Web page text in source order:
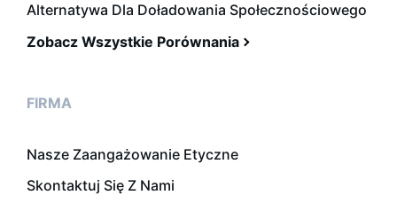
Alternatywa Dla Doładowania Społecznościowego
Zobacz Wszystkie Porównania
FIRMA
Nasze Zaangażowanie Etyczne
Skontaktuj Się Z Nami